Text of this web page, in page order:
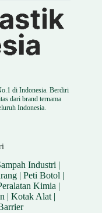
di Indonesia. Berdiri
dari brand ternama
Indonesia.
Industri |
|Peti Botol |
Kimia |
| Kotak Alat|